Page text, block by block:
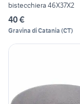
bistecchiera 46X37X2
40 €
Gravina di Catania (CT)